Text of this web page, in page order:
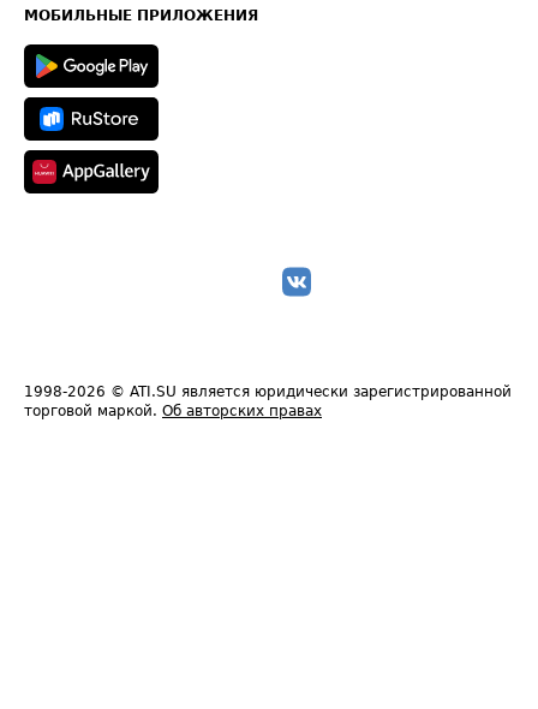
Техническая информация
МОБИЛЬНЫЕ ПРИЛОЖЕНИЯ
1998-2026 © ATI.SU является юридически зарегистрированной
торговой маркой. Об авторских правах